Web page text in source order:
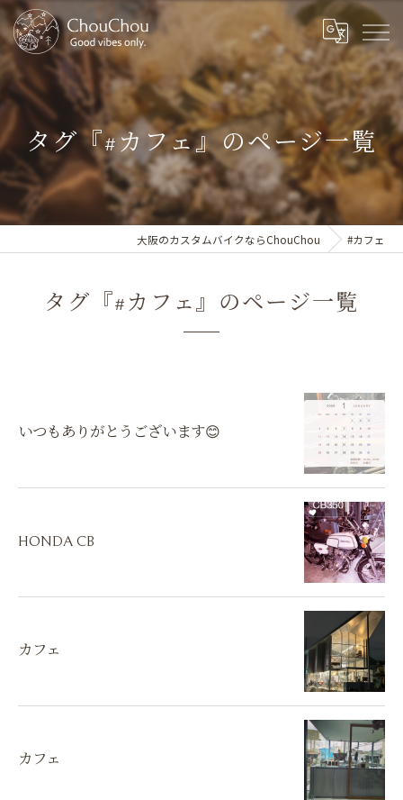
タグ『#カフェ』のページ一覧
大阪のカスタムバイクならChouChou #カフェ
タグ『#カフェ』のページ一覧
いつもありがとうございます😊
HONDA CB
カフェ
カフェ